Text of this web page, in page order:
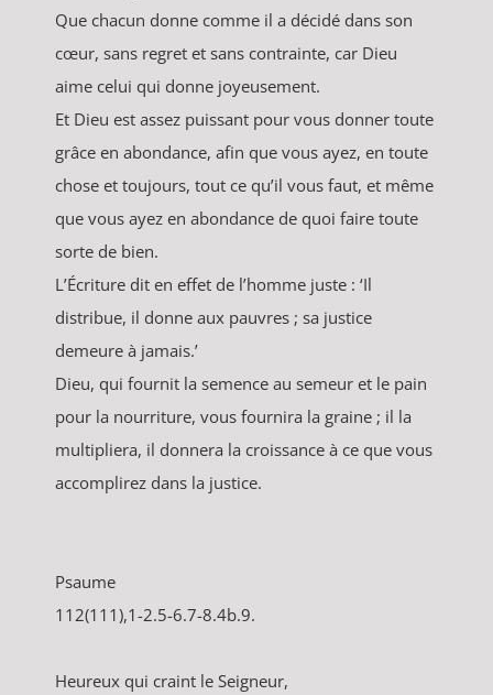
Que chacun donne comme il a décidé dans son
cœur, sans regret et sans contrainte, car Dieu
aime celui qui donne joyeusement.
Et Dieu est assez puissant pour vous donner toute
grâce en abondance, afin que vous ayez, en toute
chose et toujours, tout ce qu’il vous faut, et même
que vous ayez en abondance de quoi faire toute
sorte de bien.
L’Écriture dit en effet de l’homme juste : ‘Il
distribue, il donne aux pauvres ; sa justice
demeure à jamais.’
Dieu, qui fournit la semence au semeur et le pain
pour la nourriture, vous fournira la graine ; il la
multipliera, il donnera la croissance à ce que vous
accomplirez dans la justice.
Psaume
112(111),1-2.5-6.7-8.4b.9.
Heureux qui craint le Seigneur,